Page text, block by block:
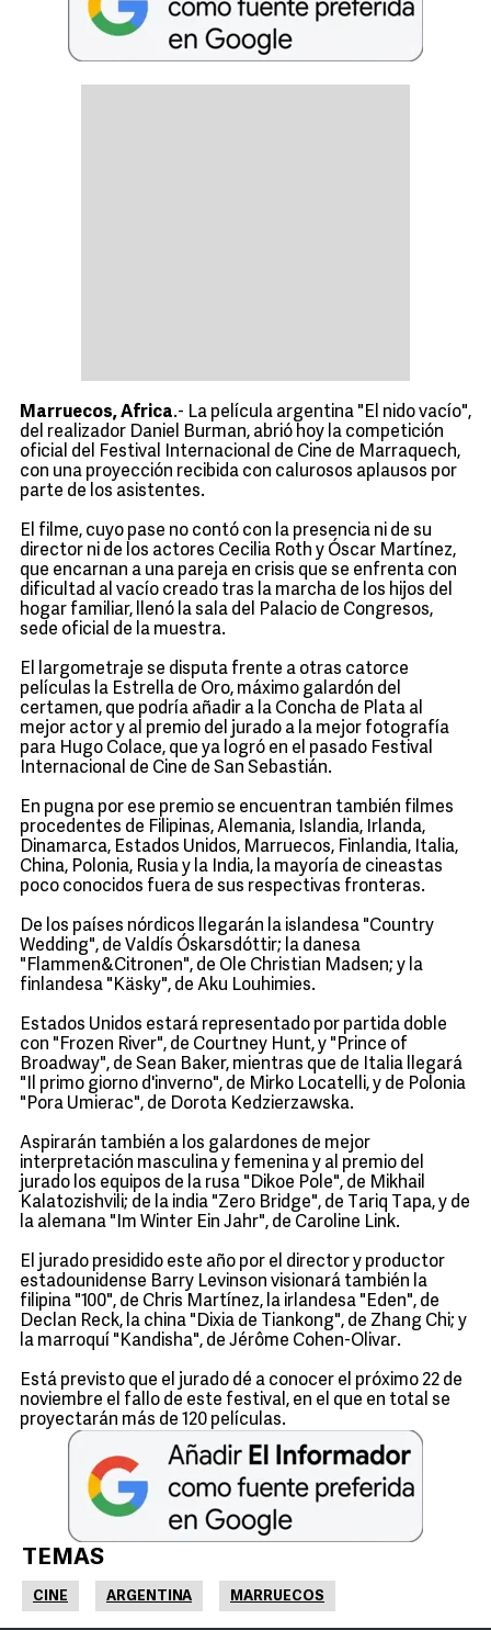
Marruecos, Africa.- La película argentina "El nido vacío",
del realizador Daniel Burman, abrió hoy la competición
oficial del Festival Internacional de Cine de Marraquech,
con una proyección recibida con calurosos aplausos por
parte de los asistentes.
El filme, cuyo pase no contó con la presencia ni de su
director ni de los actores Cecilia Roth y Óscar Martínez,
que encarnan a una pareja en crisis que se enfrenta con
dificultad al vacío creado tras la marcha de los hijos del
hogar familiar, llenó la sala del Palacio de Congresos,
sede oficial de la muestra.
El largometraje se disputa frente a otras catorce
películas la Estrella de Oro, máximo galardón del
certamen, que podría añadir a la Concha de Plata al
mejor actor y al premio del jurado a la mejor fotografía
para Hugo Colace, que ya logró en el pasado Festival
Internacional de Cine de San Sebastián.
En pugna por ese premio se encuentran también filmes
procedentes de Filipinas, Alemania, Islandia, Irlanda,
Dinamarca, Estados Unidos, Marruecos, Finlandia, Italia,
China, Polonia, Rusia y la India, la mayoría de cineastas
poco conocidos fuera de sus respectivas fronteras.
De los países nórdicos llegarán la islandesa "Country
Wedding", de Valdís Óskarsdóttir; la danesa
"Flammen&Citronen", de Ole Christian Madsen; y la
finlandesa "Käsky", de Aku Louhimies.
Estados Unidos estará representado por partida doble
con "Frozen River", de Courtney Hunt, y "Prince of
Broadway", de Sean Baker, mientras que de Italia llegará
"Il primo giorno d'inverno", de Mirko Locatelli, y de Polonia
"Pora Umierac", de Dorota Kedzierzawska.
Aspirarán también a los galardones de mejor
interpretación masculina y femenina y al premio del
jurado los equipos de la rusa "Dikoe Pole", de Mikhail
Kalatozishvili; de la india "Zero Bridge", de Tariq Tapa, y de
la alemana "Im Winter Ein Jahr", de Caroline Link.
El jurado presidido este año por el director y productor
estadounidense Barry Levinson visionará también la
filipina "100", de Chris Martínez, la irlandesa "Eden", de
Declan Reck, la china "Dixia de Tiankong", de Zhang Chi; y
la marroquí "Kandisha", de Jérôme Cohen-Olivar.
Está previsto que el jurado dé a conocer el próximo 22 de
noviembre el fallo de este festival, en el que en total se
proyectarán más de 120 películas.
TEMAS
CINE ARGENTINA MARRUECOS